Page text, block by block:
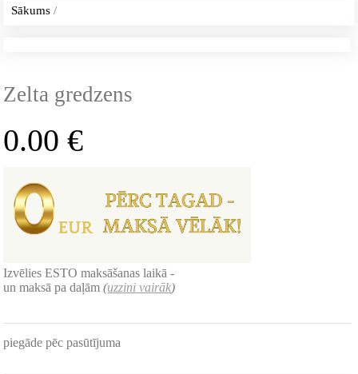
Sākums /
Zelta gredzens
0.00€
Izvēlies ESTO maksāšanas laikā -
un maksā pa daļām(uzzini vairāk)
piegāde pēc pasūtījuma